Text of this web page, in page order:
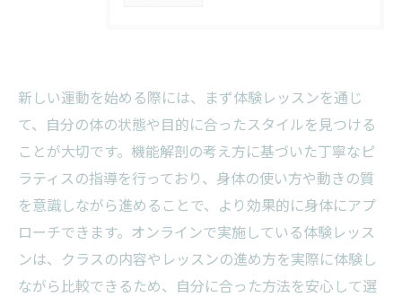
新しい運動を始める際には、まず体験レッスンを通じ
て、自分の体の状態や目的に合ったスタイルを見つける
ことが大切です。機能解剖の考え方に基づいた丁寧なピ
ラティスの指導を行っており、身体の使い方や動きの質
を意識しながら進めることで、より効果的に身体にアプ
ローチできます。オンラインで実施している体験レッス
ンは、クラスの内容やレッスンの進め方を実際に体験し
ながら比較できるため、自分に合った方法を安心して選